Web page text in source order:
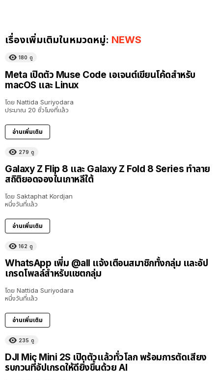
เรื่องเพิ่มเติมในหมวดหมู่: NEWS
180 ดู
Meta เปิดตัว Muse Code เอเจนต์เขียนโค้ดสำหรับ
macOS และ Linux
โดย Nattida Suriyodara
ประมาณ 20 ชั่วโมงที่แล้ว
อ่านเพิ่มเติม
279 ดู
Galaxy Z Flip 8 และ Galaxy Z Fold 8 Series ทำลาย
สถิติยอดจองในเกาหลีใต้
โดย Saktaphat Kordjan
หนึ่งวันที่แล้ว
อ่านเพิ่มเติม
162 ดู
WhatsApp เพิ่ม @all แจ้งเตือนสมาชิกทั้งกลุ่ม และอัป
เกรดโพลล์สำหรับแชตกลุ่ม
โดย Nattida Suriyodara
หนึ่งวันที่แล้ว
อ่านเพิ่มเติม
235 ดู
DJI Mic Mini 2S เปิดตัวแล้วทั่วโลก พร้อมการตัดเสียง
รบกวนที่อัปเกรดให้ดียิ่งขึ้นด้วย AI